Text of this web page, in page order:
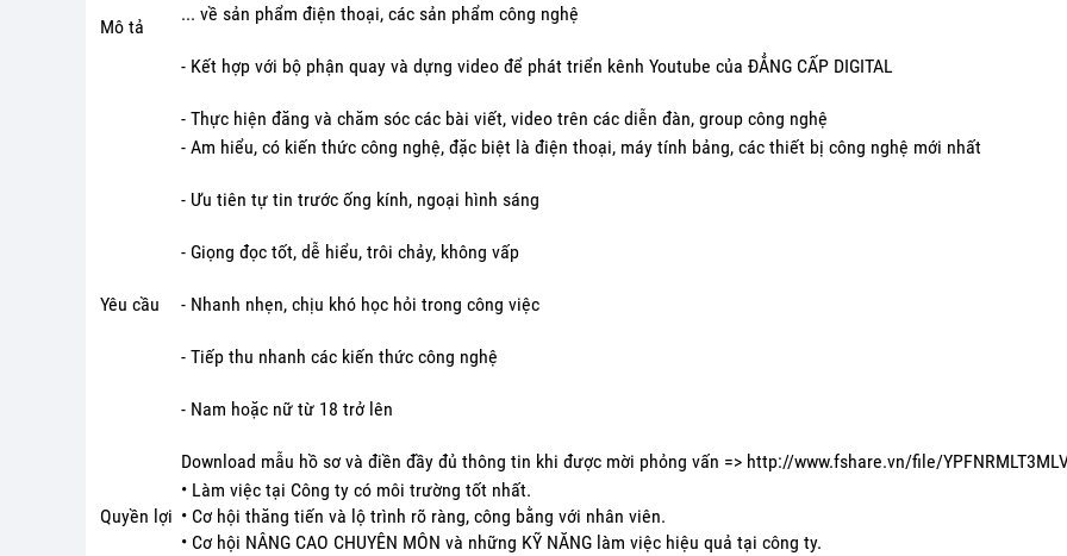
Mô tả
... về sản phẩm điện thoại, các sản phẩm công nghệ
- Kết hợp với bộ phận quay và dựng video để phát triển kênh Youtube của ĐẲNG CẤP DIGITAL
- Thực hiện đăng và chăm sóc các bài viết, video trên các diễn đàn, group công nghệ
Yêu cầu
- Am hiểu, có kiến thức công nghệ, đặc biệt là điện thoại, máy tính bảng, các thiết bị công nghệ mới nhất
- Ưu tiên tự tin trước ống kính, ngoại hình sáng
- Giọng đọc tốt, dễ hiểu, trôi chảy, không vấp
- Nhanh nhẹn, chịu khó học hỏi trong công việc
- Tiếp thu nhanh các kiến thức công nghệ
- Nam hoặc nữ từ 18 trở lên
Download mẫu hồ sơ và điền đầy đủ thông tin khi được mời phỏng vấn => http://www.fshare.vn/file/
Quyền lợi
• Làm việc tại Công ty có môi trường tốt nhất.
• Cơ hội thăng tiến và lộ trình rõ ràng, công bằng với nhân viên.
• Cơ hội NÂNG CAO CHUYÊN MÔN và những KỸ NĂNG làm việc hiệu quả tại công ty.